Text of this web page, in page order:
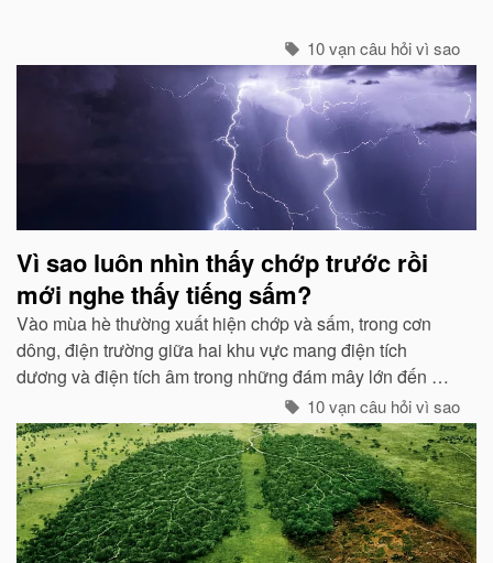
10 vạn câu hỏi vì sao
Vì sao luôn nhìn thấy chớp trước rồi
mới nghe thấy tiếng sấm?
Vào mùa hè thường xuất hiện chớp và sấm, trong cơn
dông, điện trường giữa hai khu vực mang điện tích
dương và điện tích âm trong những đám mây lớn đến một
mức độ nhất định, hai loại điện tích trong quá trình phát
triển sẽ phát ra tia lửa...
10 vạn câu hỏi vì sao